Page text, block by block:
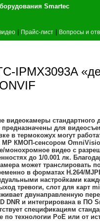
поставщика
Прайс-лист Вопросы и
IPMX3093A
видеокамеры стандартного
предназначены для
в термокожух могут
MP КМОП-сенсором
монохромное видео с
до 1/0.001 лк.
может транслировать
в форматах H.264/
настройками
тревоги, слот для карт
двунаправленную
DNR и интегрирована в ПО
спецификациям
по технологии PoE или от